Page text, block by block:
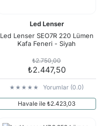
Led Lenser
Led Lenser SEO7R 220 Lümen
Kafa Feneri - Siyah
₺2.750,00
₺2.447,50
Yorumlar (0.0)
Havale ile ₺2.423,03